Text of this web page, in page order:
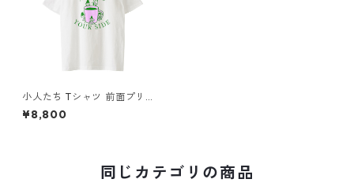
小人たち Tシャツ 前面プリン
ト
¥8,800
同じカテゴリの商品